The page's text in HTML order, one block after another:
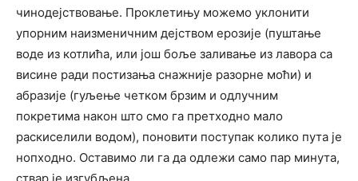
чинодејствовање. Проклетињу можемо уклонити
упорним наизменичним дејством ерозије (пуштање
воде из котлића, или још боље заливање из лавора са
висине ради постизања снажније разорне моћи) и
абразије (гуљење четком брзим и одлучним
покретима након што смо га претходно мало
раскиселили водом), поновити поступак колико пута је
нопходно. Оставимо ли га да одлежи само пар минута,